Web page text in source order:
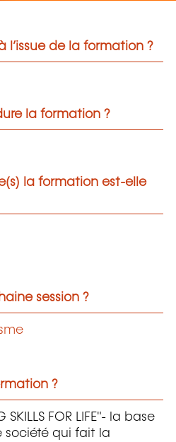
l’issue de la formation ?
la formation ?
la formation est-elle
session ?
?
SKILLS FOR LIFE"- la base
société qui fait la